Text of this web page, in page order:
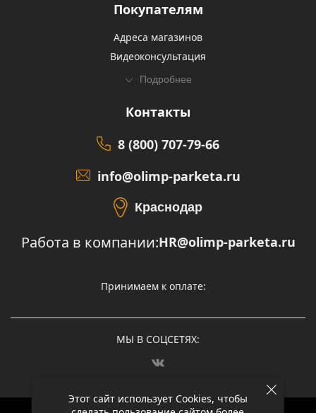
Этот сайт использует Cookies, чтобы
Покупателям
Адреса магазинов
Видеоконсультация
Подробнее
Контакты
8 (800) 707-79-66
info@olimp-parketa.ru
Краснодар
Работа в компании:HR@olimp-parketa.ru
Принимаем к оплате:
МЫ В СОЦСЕТЯХ: